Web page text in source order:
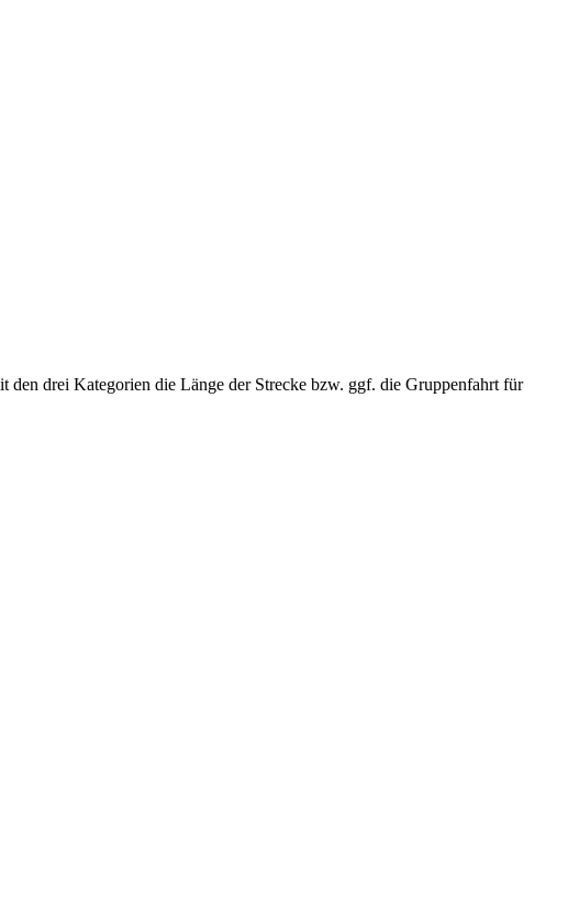
drei Kategorien die Länge der Strecke bzw. ggf. die Gruppenfahrt für